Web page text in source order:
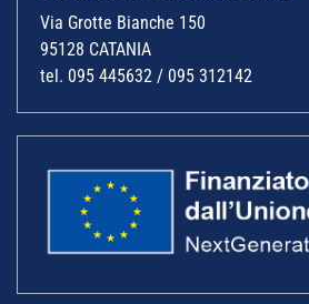
Via Grotte Bianche 150
95128 CATANIA
tel. 095 445632 / 095 312142